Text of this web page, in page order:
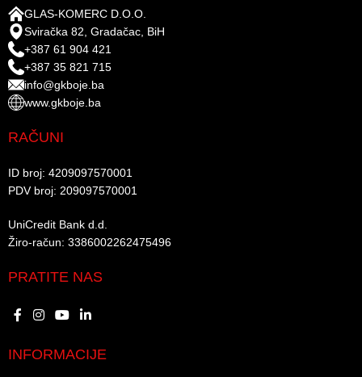
GLAS-KOMERC D.O.O.
Sviračka 82, Gradačac, BiH
+387 61 904 421
+387 35 821 715
info@gkboje.ba
www.gkboje.ba
RAČUNI
ID broj: 4209097570001​
PDV broj: 209097570001 ​
UniCredit Bank d.d.​
Žiro-račun: 3386002262475496​​
PRATITE NAS
INFORMACIJE